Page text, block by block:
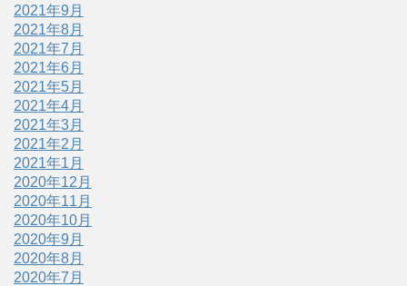
2021年9月
2021年8月
2021年7月
2021年6月
2021年5月
2021年4月
2021年3月
2021年2月
2021年1月
2020年12月
2020年11月
2020年10月
2020年9月
2020年8月
2020年7月